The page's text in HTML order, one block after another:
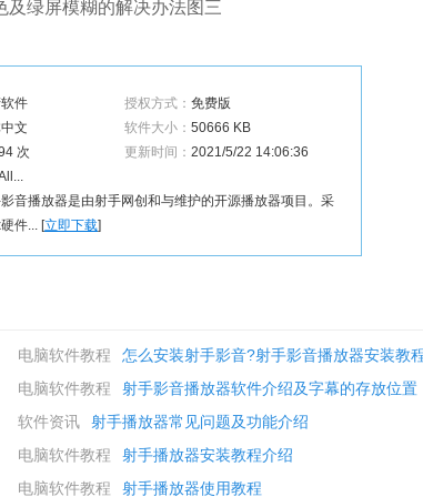
及绿屏模糊的解决办法图三
件 授权方式： 免费版
文 软件大小： 50666 KB
次 更新时间： 2021/5/22 14:06:36
音播放器是由射手网创和与维护的开源播放器项目。采
件... [立即下载]
电脑软件教程
怎么安装射手影音?射手影音播放器安装教
电脑软件教程
射手影音播放器软件介绍及字幕的存放位置
软件资讯
射手播放器常见问题及功能介绍
电脑软件教程
射手播放器安装教程介绍
电脑软件教程 射手播放器使用教程